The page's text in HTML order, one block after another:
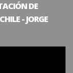
DE
- JORGE